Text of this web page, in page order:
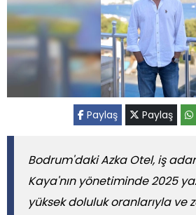
Paylaş Paylaş
Bodrum'daki Azka Otel, iş
Kaya'nın yönetiminde 2025
yüksek doluluk oranlarıyla ve